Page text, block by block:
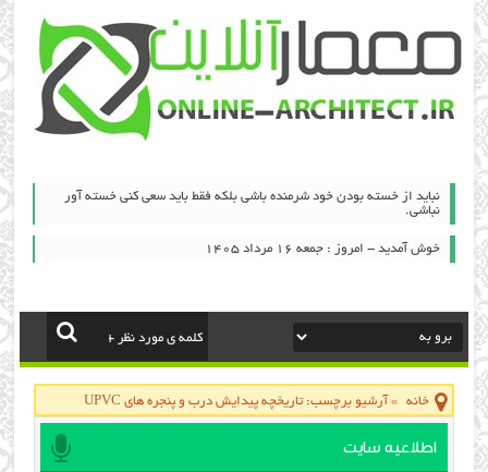
نباید از خسته بودن خود شرمنده باشی بلکه فقط باید سعی کنی خسته آور
نباشی.
خوش آمدید - امروز : جمعه ۱۶ مرداد ۱۴۰۵
خانه » آرشیو برچسب: تاریخچه پیدایش درب و پنجره های UPVC
اطلاعیه سایت